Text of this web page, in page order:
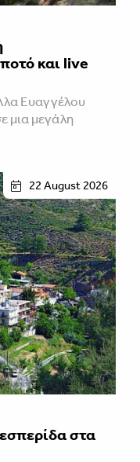
και live
Ευαγγέλου
μια μεγάλη
22 August 2026
στα